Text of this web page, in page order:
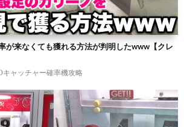
が来なくても獲れる方法が判明したwww【クレ
キャッチャー確率機攻略